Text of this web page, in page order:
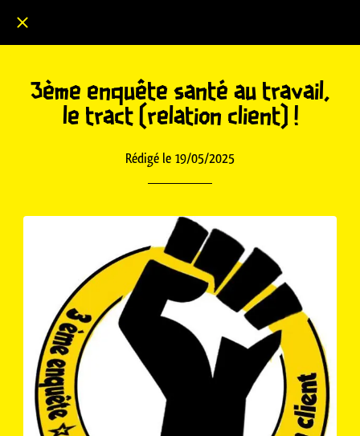
3ème enquête santé au travail,
le tract (relation client) !
Rédigé le 19/05/2025